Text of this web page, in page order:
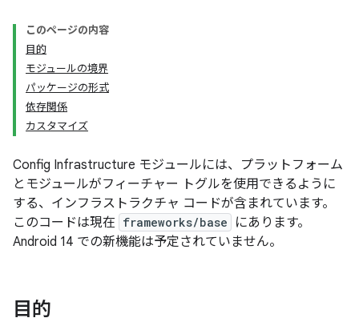
このページの内容
目的
モジュールの境界
パッケージの形式
依存関係
カスタマイズ
Config Infrastructure モジュールには、プラットフォーム
とモジュールがフィーチャー トグルを使用できるように
する、インフラストラクチャ コードが含まれています。
このコードは現在 frameworks/base
にあります。
Android 14 での新機能は予定されていません。
目的